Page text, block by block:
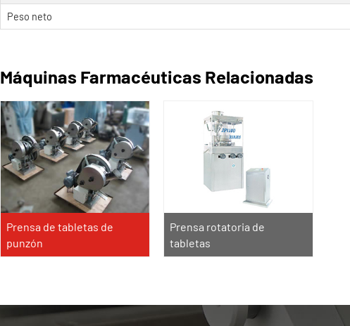
Peso neto
Máquinas Farmacéuticas Relacionadas
Prensa de tabletas de
punzón
Prensa rotatoria de
tabletas